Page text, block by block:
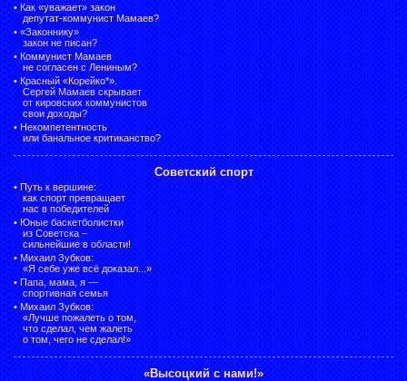
• Как «уважает» закон
депутат-коммунист Мамаев?
• «Законнику»
закон не писан?
• Коммунист Мамаев
не согласен с Лениным?
• Красный «Корейко*».
Сергей Мамаев скрывает
от кировских коммунистов
свои доходы?
• Некомпетентность
или банальное критиканство?
Советский спорт
• Путь к вершине:
как спорт превращает
нас в победителей
• Юные баскетболистки
из Советска –
сильнейшие в области!
• Михаил Зубков:
«Я себе уже всё доказал...»
• Папа, мама, я —
спортивная семья
• Михаил Зубков:
«Лучше пожалеть о том,
что сделал, чем жалеть
о том, чего не сделал!»
«Высоцкий с нами!»